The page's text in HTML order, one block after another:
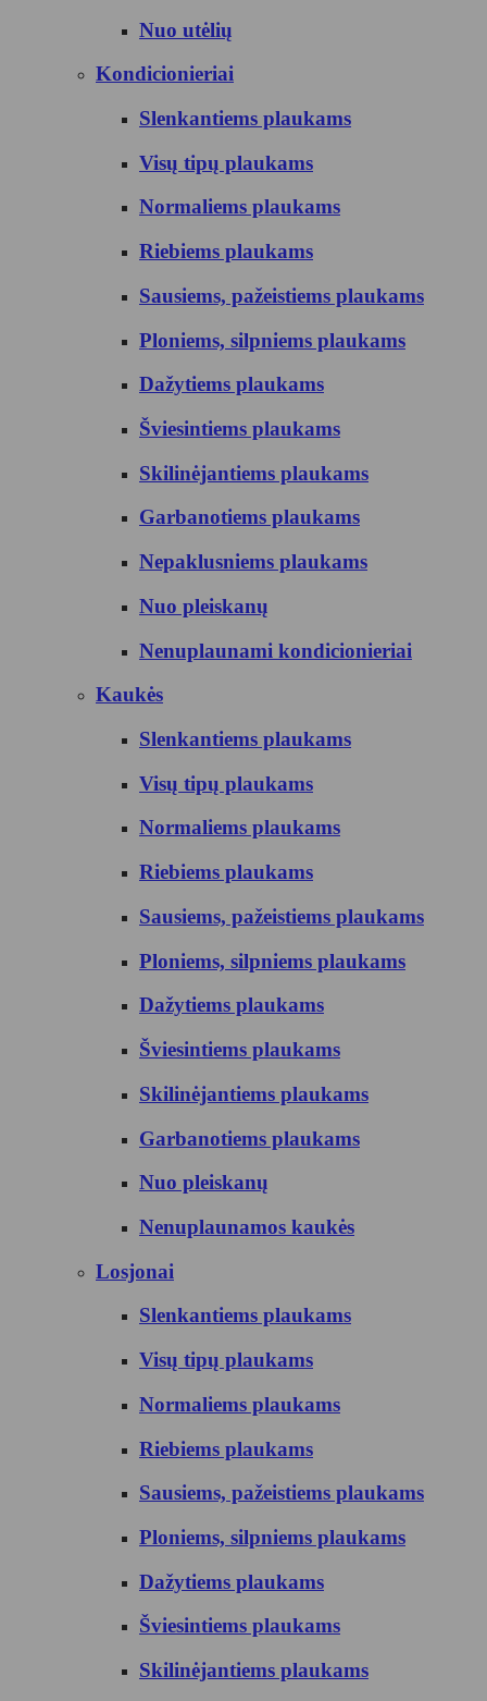
Nuo utėlių
Kondicionieriai
Slenkantiems plaukams
Visų tipų plaukams
Normaliems plaukams
Riebiems plaukams
Sausiems, pažeistiems plaukams
Ploniems, silpniems plaukams
Dažytiems plaukams
Šviesintiems plaukams
Skilinėjantiems plaukams
Garbanotiems plaukams
Nepaklusniems plaukams
Nuo pleiskanų
Nenuplaunami kondicionieriai
Kaukės
Slenkantiems plaukams
Visų tipų plaukams
Normaliems plaukams
Riebiems plaukams
Sausiems, pažeistiems plaukams
Ploniems, silpniems plaukams
Dažytiems plaukams
Šviesintiems plaukams
Skilinėjantiems plaukams
Garbanotiems plaukams
Nuo pleiskanų
Nenuplaunamos kaukės
Losjonai
Slenkantiems plaukams
Visų tipų plaukams
Normaliems plaukams
Riebiems plaukams
Sausiems, pažeistiems plaukams
Ploniems, silpniems plaukams
Dažytiems plaukams
Šviesintiems plaukams
Skilinėjantiems plaukams